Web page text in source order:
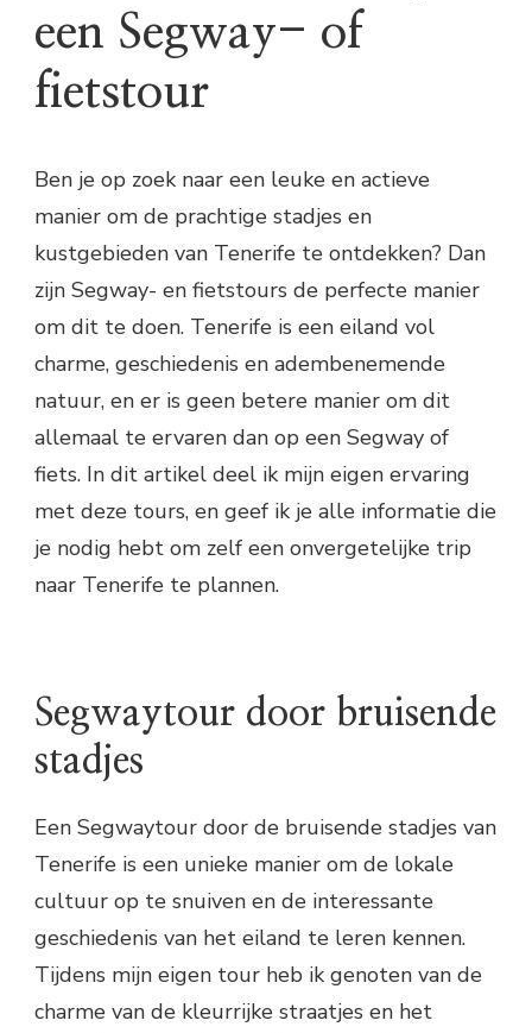
een Segway- of
fietstour
Ben je op zoek naar een leuke en actieve
manier om de prachtige stadjes en
kustgebieden van Tenerife te ontdekken? Dan
zijn Segway- en fietstours de perfecte manier
om dit te doen. Tenerife is een eiland vol
charme, geschiedenis en adembenemende
natuur, en er is geen betere manier om dit
allemaal te ervaren dan op een Segway of
fiets. In dit artikel deel ik mijn eigen ervaring
met deze tours, en geef ik je alle informatie die
je nodig hebt om zelf een onvergetelijke trip
naar Tenerife te plannen.
Segwaytour door bruisende
stadjes
Een Segwaytour door de bruisende stadjes van
Tenerife is een unieke manier om de lokale
cultuur op te snuiven en de interessante
geschiedenis van het eiland te leren kennen.
Tijdens mijn eigen tour heb ik genoten van de
charme van de kleurrijke straatjes en het